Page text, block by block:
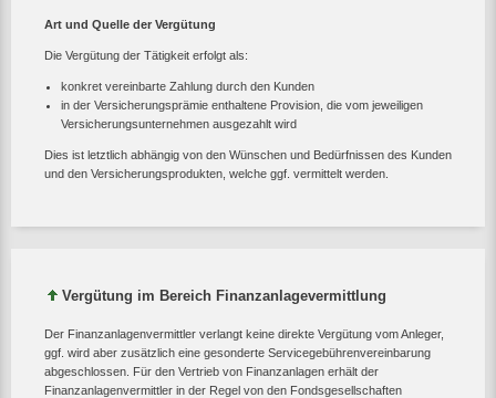
Art und Quelle der Vergütung
Die Vergütung der Tätigkeit erfolgt als:
konkret vereinbarte Zahlung durch den Kunden
in der Versicherungsprämie enthaltene Provision, die vom jeweiligen
Versicherungsunternehmen ausgezahlt wird
Dies ist letztlich abhängig von den Wünschen und Bedürfnissen des Kunden
und den Versicherungsprodukten, welche ggf. vermittelt werden.
Vergütung im Bereich Finanzanlagevermittlung
Der Finanzanlagenvermittler verlangt keine direkte Vergütung vom Anleger,
ggf. wird aber zusätzlich eine gesonderte Servicegebührenvereinbarung
abgeschlossen. Für den Vertrieb von Finanzanlagen erhält der
Finanzanlagenvermittler in der Regel von den Fondsgesellschaften